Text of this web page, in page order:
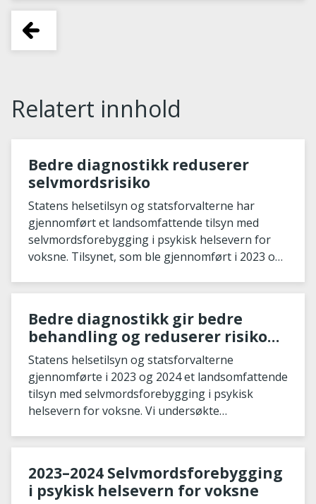
Relatert innhold
Bedre diagnostikk reduserer
selvmordsrisiko
Statens helsetilsyn og statsforvalterne har
gjennomført et landsomfattende tilsyn med
selvmordsforebygging i psykisk helsevern for
voksne. Tilsynet, som ble gjennomført i 2023 og
Bedre diagnostikk gir bedre
behandling og reduserer risiko
for selvmord
Statens helsetilsyn og statsforvalterne
gjennomførte i 2023 og 2024 et landsomfattende
tilsyn med selvmordsforebygging i psykisk
helsevern for voksne. Vi undersøkte
2023–2024 Selvmordsforebygging
i psykisk helsevern for voksne